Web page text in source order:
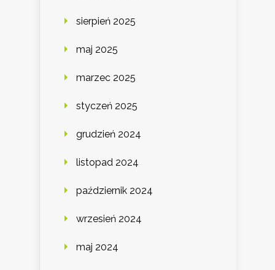
sierpień 2025
maj 2025
marzec 2025
styczeń 2025
grudzień 2024
listopad 2024
październik 2024
wrzesień 2024
maj 2024